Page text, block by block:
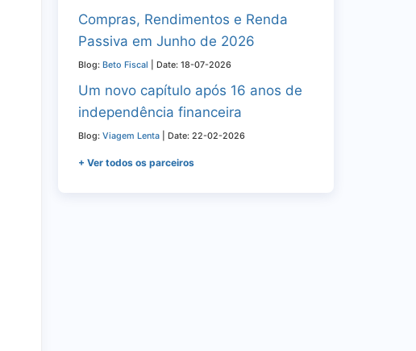
Compras, Rendimentos e Renda
Passiva em Junho de 2026
Blog: Beto Fiscal Date: 18-07-2026
Um novo capítulo após 16 anos de
independência financeira
Blog: Viagem Lenta Date: 22-02-2026
+ Ver todos os parceiros